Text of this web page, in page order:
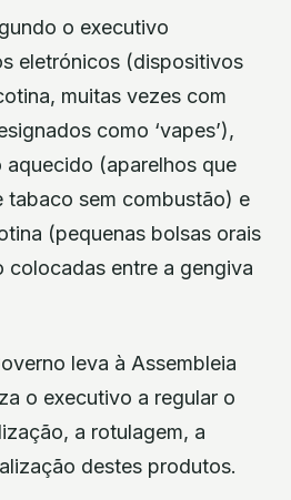
o executivo
eletrónicos (dispositivos
muitas vezes com
como ‘vapes’),
(aparelhos que
tabaco sem combustão) e
(pequenas bolsas orais
colocadas entre a gengiva
leva à Assembleia
o executivo a regular o
a rotulagem, a
destes produtos.